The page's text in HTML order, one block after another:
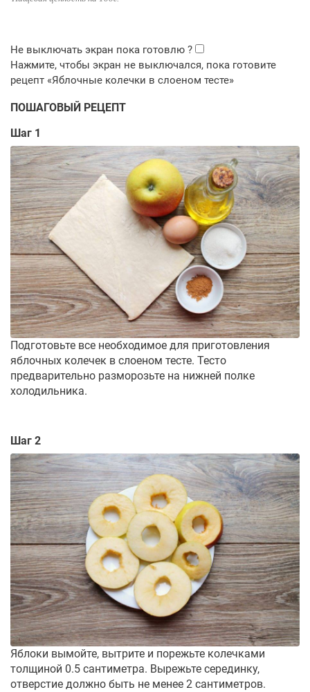
ПОШАГОВЫЙ РЕЦЕПТ
Шаг 1
Подготовьте все необходимое для приготовления
яблочных колечек в слоеном тесте. Тесто
предварительно разморозьте на нижней полке
холодильника.
Шаг 2
Яблоки вымойте, вытрите и порежьте колечками
толщиной 0.5 сантиметра. Вырежьте серединку,
отверстие должно быть не менее 2 сантиметров.